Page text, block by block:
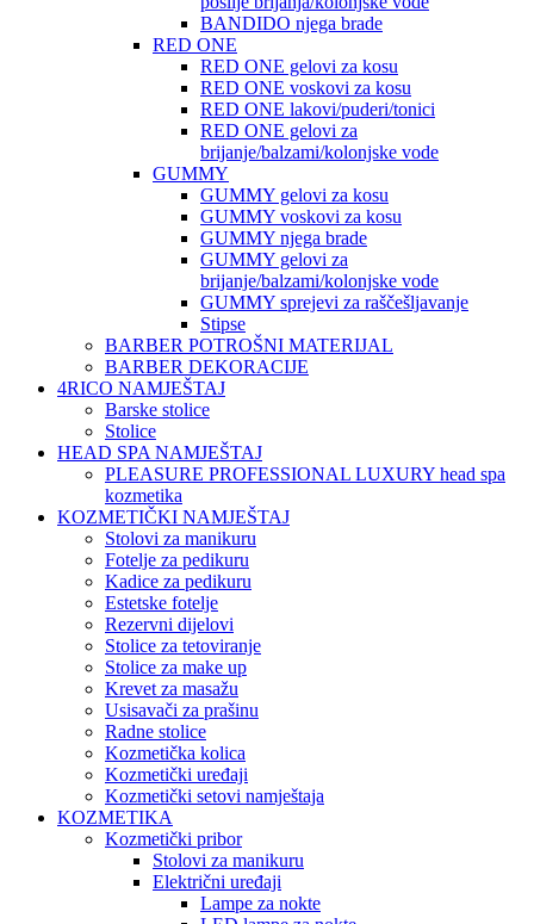
BANDIDO njega brade
RED ONE
RED ONE gelovi za kosu
RED ONE voskovi za kosu
RED ONE lakovi/puderi/tonici
RED ONE gelovi za
brijanje/balzami/kolonjske vode
GUMMY
GUMMY gelovi za kosu
GUMMY voskovi za kosu
GUMMY njega brade
GUMMY gelovi za
brijanje/balzami/kolonjske vode
GUMMY sprejevi za raščešljavanje
Stipse
BARBER POTROŠNI MATERIJAL
BARBER DEKORACIJE
4RICO NAMJEŠTAJ
Barske stolice
Stolice
HEAD SPA NAMJEŠTAJ
PLEASURE PROFESSIONAL LUXURY head spa
kozmetika
KOZMETIČKI NAMJEŠTAJ
Stolovi za manikuru
Fotelje za pedikuru
Kadice za pedikuru
Estetske fotelje
Rezervni dijelovi
Stolice za tetoviranje
Stolice za make up
Krevet za masažu
Usisavači za prašinu
Radne stolice
Kozmetička kolica
Kozmetički uređaji
Kozmetički setovi namještaja
KOZMETIKA
Kozmetički pribor
Stolovi za manikuru
Električni uređaji
Lampe za nokte